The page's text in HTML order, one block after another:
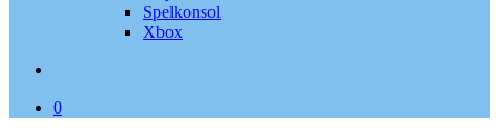
Spelkonsol
Xbox
0